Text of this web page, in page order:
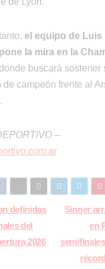
el equipo de Luis
la mira en la
buscará sostener
de campeón frente al
–
Sinner
en
definidas
del
2026